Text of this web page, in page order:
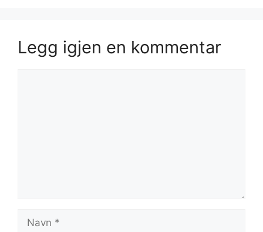
Legg igjen en kommentar
Navn